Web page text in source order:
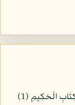
بِسْمِ اللّهِ الرَّحْمنِ الرَّحِيمِ الر تِلْكَ آيَاتُ الْكِتَابِ الْحَكِيمِ (1)